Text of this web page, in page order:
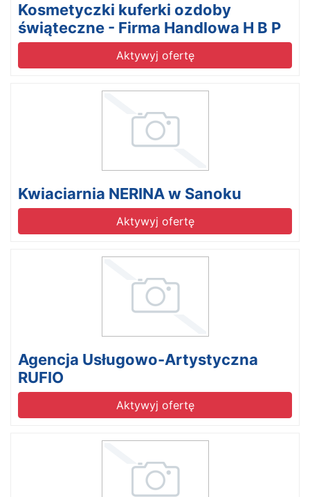
Kosmetyczki kuferki ozdoby
świąteczne - Firma Handlowa H B P
Aktywyj ofertę
Kwiaciarnia NERINA w Sanoku
Aktywyj ofertę
Agencja Usługowo-Artystyczna
RUFIO
Aktywyj ofertę